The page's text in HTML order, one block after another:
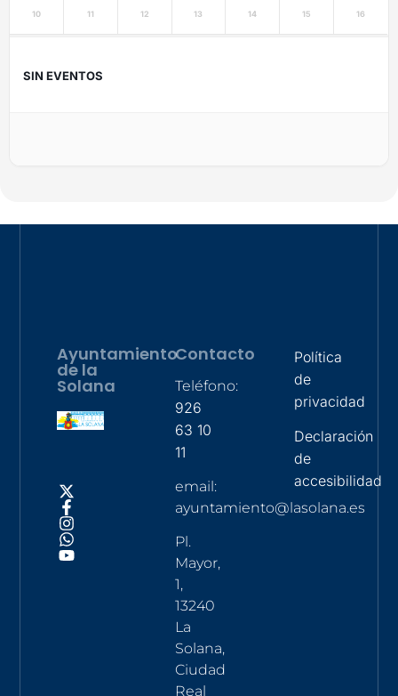
10 11 12 13 14 15 16
SIN EVENTOS
Ayuntamiento
de la
Solana
Contacto
Teléfono:
926
63 10
11
email:
ayuntamiento@lasolana.es
Pl.
Mayor,
1,
13240
La
Solana,
Ciudad
Real
Política
de
privacidad
Declaración
de
accesibilidad